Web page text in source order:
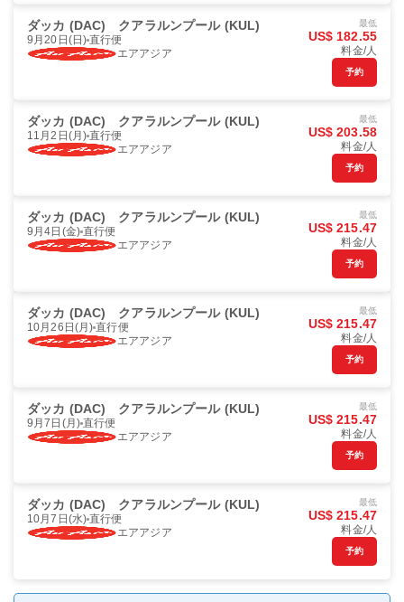
ダッカ (DAC) クアラルンプール (KUL)
9月20日(日) 直行便
エアアジア
最低
US$ 182.55
料金/人
予約
ダッカ (DAC) クアラルンプール (KUL)
11月2日(月) 直行便
エアアジア
最低
US$ 203.58
料金/人
予約
ダッカ (DAC) クアラルンプール (KUL)
9月4日(金) 直行便
エアアジア
最低
US$ 215.47
料金/人
予約
ダッカ (DAC) クアラルンプール (KUL)
10月26日(月) 直行便
エアアジア
最低
US$ 215.47
料金/人
予約
ダッカ (DAC) クアラルンプール (KUL)
9月7日(月) 直行便
エアアジア
最低
US$ 215.47
料金/人
予約
ダッカ (DAC) クアラルンプール (KUL)
10月7日(水) 直行便
エアアジア
最低
US$ 215.47
料金/人
予約